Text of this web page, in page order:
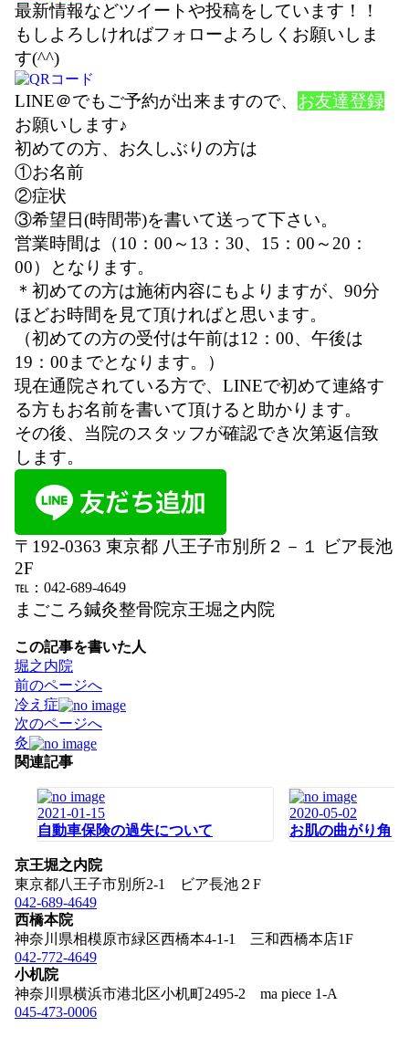
最新情報などツイートや投稿をしています！！
もしよろしければフォローよろしくお願いしま
す(^^)
LINE＠でもご予約が出来ますので、 お友達登録
お願いします♪
初めての方、お久しぶりの方は
①お名前
②症状
③希望日(時間帯)を書いて送って下さい。
営業時間は（10：00～13：30、15：00～20：
00）となります。
＊初めての方は施術内容にもよりますが、90分
ほどお時間を見て頂ければと思います。
（初めての方の受付は午前は12：00、午後は
19：00までとなります。）
現在通院されている方で、LINEで初めて連絡す
る方もお名前を書いて頂けると助かります。
その後、当院のスタッフが確認でき次第返信致
します。
〒192-0363 東京都 八王子市別所２－１ ビア長池
2F
℡：042-689-4649
まごころ鍼灸整骨院京王堀之内院
この記事を書いた人
堀之内院
投
稿
ナ
ビ
ゲ
前のページへ
冷え症
次のページへ
灸
関連記事
2021-01-15
自動車保険の過失について
2020-05-02
お肌の曲がり角
京王堀之内院
東京都八王子市別所2-1 ビア長池２F
042-689-4649
西橋本院
神奈川県相模原市緑区西橋本4-1-1 三和西橋本店1F
042-772-4649
小机院
神奈川県横浜市港北区小机町2495-2 ma piece 1-A
045-473-0006